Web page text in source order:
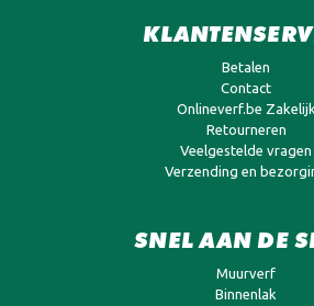
Betalen
Contact
Onlineverf.be Zakelijk
Retourneren
Veelgestelde vragen
Verzending en
SNEL AAN DE
Muurverf
Binnenlak